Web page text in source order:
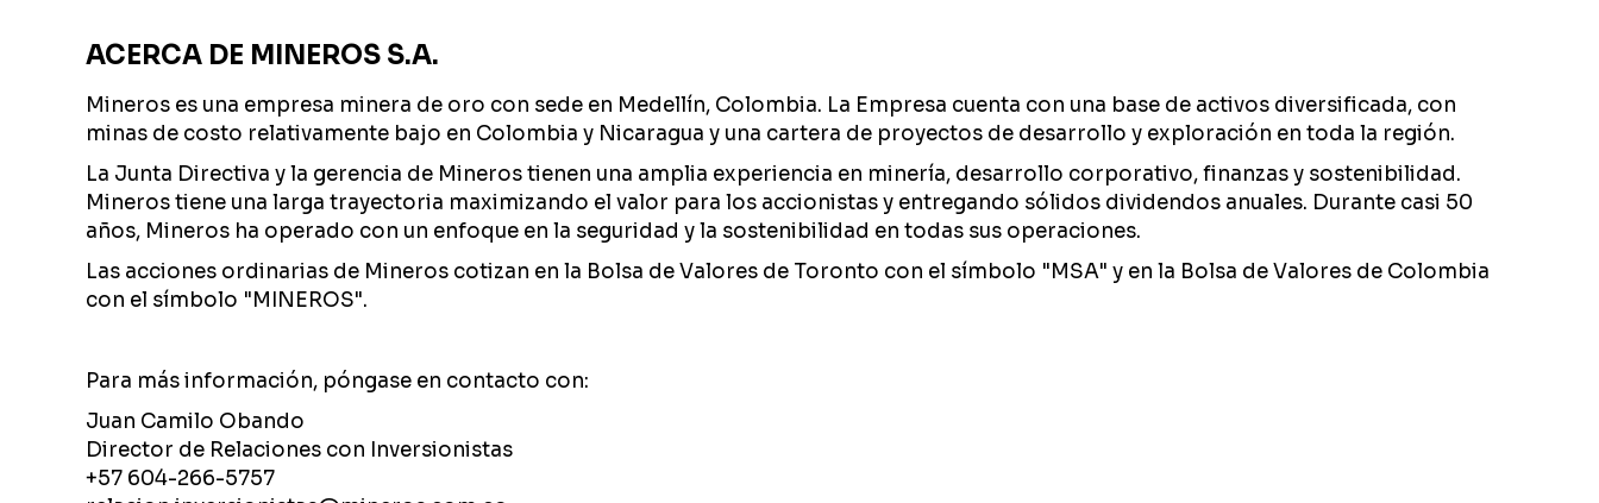
ACERCA DE MINEROS S.A.
Mineros es una empresa minera de oro con sede en Medellín, Colombia. La Empresa cuenta con una base de activos diversificada, con
minas de costo relativamente bajo en Colombia y Nicaragua y una cartera de proyectos de desarrollo y exploración en toda la región.
La Junta Directiva y la gerencia de Mineros tienen una amplia experiencia en minería, desarrollo corporativo, finanzas y sostenibilidad.
Mineros tiene una larga trayectoria maximizando el valor para los accionistas y entregando sólidos dividendos anuales. Durante casi 50
años, Mineros ha operado con un enfoque en la seguridad y la sostenibilidad en todas sus operaciones.
Las acciones ordinarias de Mineros cotizan en la Bolsa de Valores de Toronto con el símbolo "MSA" y en la Bolsa de Valores de Colombia
con el símbolo "MINEROS".
Para más información, póngase en contacto con:
Juan Camilo Obando
Director de Relaciones con Inversionistas
+57 604-266-5757